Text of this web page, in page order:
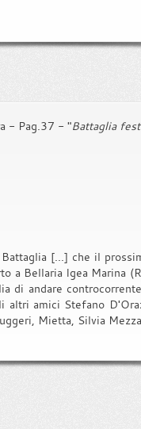
- Pag.37 - "Battaglia
[...] che il
a Bellaria Igea Marina
di andare
altri amici Stefano
Mietta, Silvia